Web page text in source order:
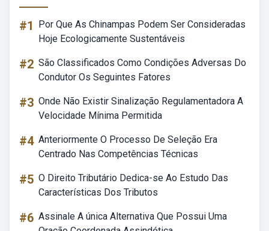
#1
Por Que As Chinampas Podem Ser Consideradas
Hoje Ecologicamente Sustentáveis
#2 São Classificados Como Condições Adversas Do
Condutor Os Seguintes Fatores
#3 Onde Não Existir Sinalização Regulamentadora A
Velocidade Mínima Permitida
#4 Anteriormente O Processo De Seleção Era
Centrado Nas Competências Técnicas
#5 O Direito Tributário Dedica-se Ao Estudo Das
Características Dos Tributos
#6 Assinale A única Alternativa Que Possui Uma